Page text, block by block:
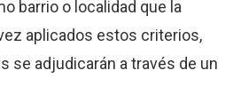
barrio o localidad que la
aplicados estos criterios,
se adjudicarán a través de un